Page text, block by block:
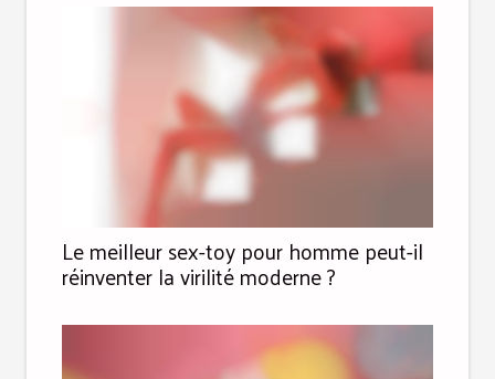
Le meilleur sex-toy pour homme peut-il
réinventer la virilité moderne ?